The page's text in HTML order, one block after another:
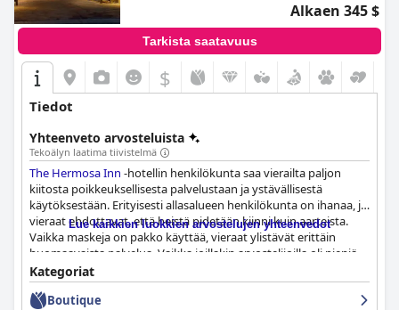
Alkaen 345 $
Tarkista saatavuus
$
Tiedot
Yhteenveto arvosteluista
Tekoälyn laatima tiivistelmä
The Hermosa Inn -hotellin henkilökunta saa vierailta paljon
kiitosta poikkeuksellisesta palvelustaan ja ystävällisestä
käytöksestään. Erityisesti allasalueen henkilökunta on ihanaa, ja
vieraat ehdottavat, että heistä pidetään kiinni kuin aarteista.
Vaikka maskeja on pakko käyttää, vieraat ylistävät erittäin
huomaavaista palvelua. Vaikka joillakin arvostelijoilla oli pieniä
ongelmia, useimmat pitivät ruoan laatua ja palvelua kaiken
kaikkiaan hyvänä. Kaiken kaikkiaanThe Hermosa Inn-hotellin
henkilökunta on todella mahtavaa.
Lue kaikkien luokkien arvostelujen yhteenvedot
Kategoriat
Boutique